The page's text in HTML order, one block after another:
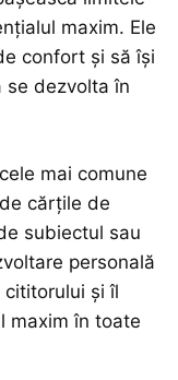
maxim. Ele
confort și să își
se dezvolta în
mai comune
cărțile de
subiectul sau
personală
și îl
maxim în toate